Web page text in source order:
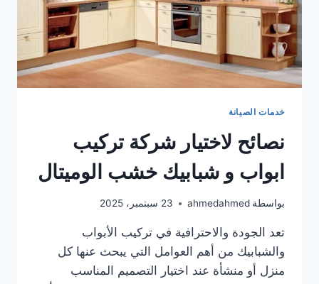
خدمات الصيانة
نصائح لاختيار شركة تركيب
ابواب و شبابيك خشب الوميتال
بواسطة ahmedahmed 23 سبتمبر، 2025
تعد الجودة والاحترافية في تركيب الأبواب
والشبابيك من أهم العوامل التي يبحث عنها كل
منزل أو منشأة عند اختيار التصميم المناسب